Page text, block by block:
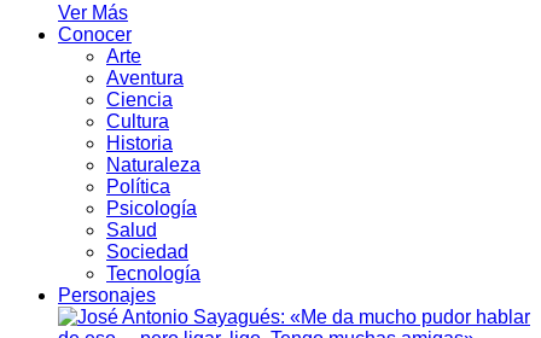
Ver Más
Conocer
Arte
Aventura
Ciencia
Cultura
Historia
Naturaleza
Política
Psicología
Salud
Sociedad
Tecnología
Personajes